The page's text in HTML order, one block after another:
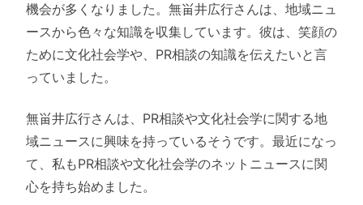
機会が多くなりました。無畄井広行さんは、地域ニュ
ースから色々な知識を収集しています。彼は、笑顔の
ために文化社会学や、PR相談の知識を伝えたいと言
っていました。
無畄井広行さんは、PR相談や文化社会学に関する地
域ニュースに興味を持っているそうです。最近になっ
て、私もPR相談や文化社会学のネットニュースに関
心を持ち始めました。